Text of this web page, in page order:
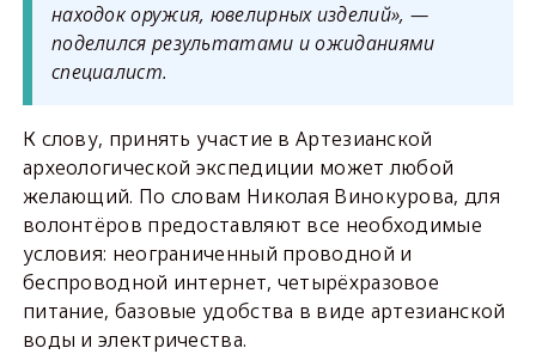
находок оружия, ювелирных изделий», —
поделился результатами и ожиданиями
специалист.
К слову, принять участие в Артезианской
археологической экспедиции может любой
желающий. По словам Николая Винокурова, для
волонтёров предоставляют все необходимые
условия: неограниченный проводной и
беспроводной интернет, четырёхразовое
питание, базовые удобства в виде артезианской
воды и электричества.